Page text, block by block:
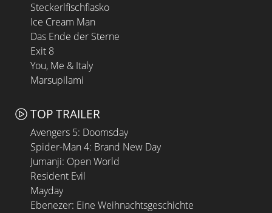
Steckerlfischfiasko
Ice Cream Man
Das Ende der Sterne
Exit 8
You, Me & Italy
Marsupilami
TOP TRAILER
Avengers 5: Doomsday
Spider-Man 4: Brand New Day
Jumanji: Open World
Resident Evil
Mayday
Ebenezer: Eine Weihnachtsgeschichte